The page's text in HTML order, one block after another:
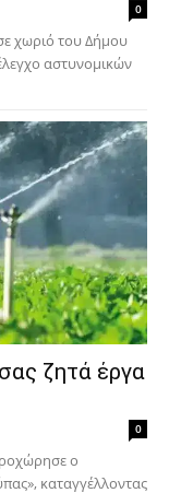
0
χωριό του Δήμου
αστυνομικών
ζητά έργα
0
ο
καταγγέλλοντας